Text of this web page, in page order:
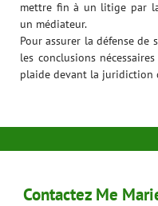
mettre fin à un litige par
un médiateur.
Pour assurer la défense de
les conclusions
plaide devant la juridiction
Contactez Me